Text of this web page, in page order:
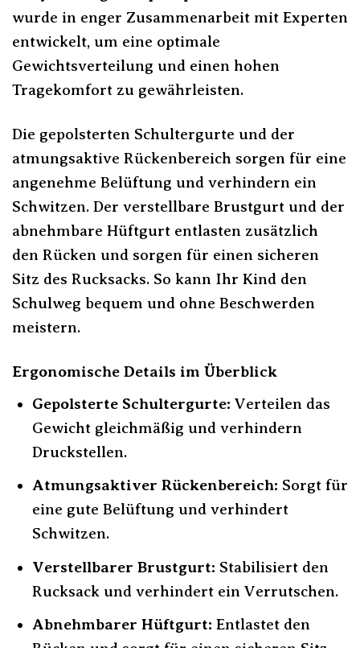
wurde in enger Zusammenarbeit mit Experten
entwickelt, um eine optimale
Gewichtsverteilung und einen hohen
Tragekomfort zu gewährleisten.
Die gepolsterten Schultergurte und der
atmungsaktive Rückenbereich sorgen für eine
angenehme Belüftung und verhindern ein
Schwitzen. Der verstellbare Brustgurt und der
abnehmbare Hüftgurt entlasten zusätzlich
den Rücken und sorgen für einen sicheren
Sitz des Rucksacks. So kann Ihr Kind den
Schulweg bequem und ohne Beschwerden
meistern.
Ergonomische Details im Überblick
Gepolsterte Schultergurte: Verteilen das
Gewicht gleichmäßig und verhindern
Druckstellen.
Atmungsaktiver Rückenbereich: Sorgt für
eine gute Belüftung und verhindert
Schwitzen.
Verstellbarer Brustgurt: Stabilisiert den
Rucksack und verhindert ein Verrutschen.
Abnehmbarer Hüftgurt: Entlastet den